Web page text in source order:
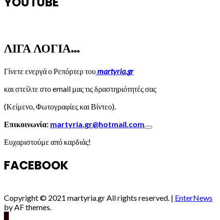
ΛΙΓΑ ΛΟΓΙΑ…
Γίνετε ενεργά ο Ρεπόρτερ τουmartyria.gr
και στείλτε στο email μας τις δραστηριότητές σας
(Κείμενο, Φωτογραφίες και Βίντεο).
Επικοινωνία: martyria.gr@hotmail.com
Ευχαριστούμε από καρδιάς!
FACEBOOK
Copyright © 2021 martyria.gr All rights reserved. | EnterNews
by AF themes.